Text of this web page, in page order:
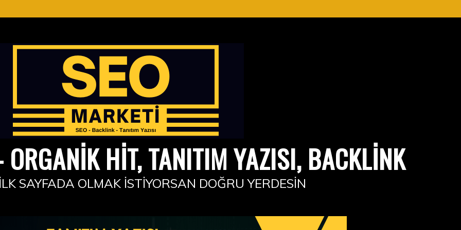
ORGANIK HIT, TANITIM YAZISI, BACKLINK
SAYFADA OLMAK İSTIYORSAN DOĞRU YERDESIN